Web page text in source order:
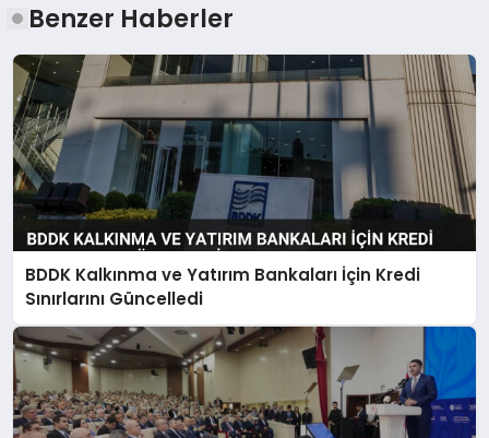
Benzer Haberler
BDDK Kalkınma ve Yatırım Bankaları İçin Kredi
Sınırlarını Güncelledi